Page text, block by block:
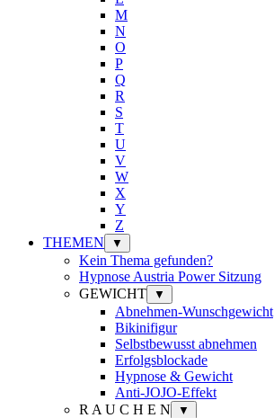
M
N
O
P
Q
R
S
T
U
V
W
X
Y
Z
THEMEN
▼
Kein Thema gefunden?
Hypnose Austria Power Sitzung
GEWICHT
▼
Abnehmen-Wunschgewicht
Bikinifigur
Selbstbewusst abnehmen
Erfolgsblockade
Hypnose & Gewicht
Anti-JOJO-Effekt
R A U C H E N
▼